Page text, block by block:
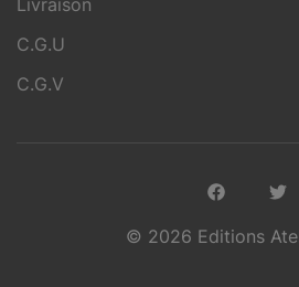
C.G.U
C.G.V
© 2026 Editions